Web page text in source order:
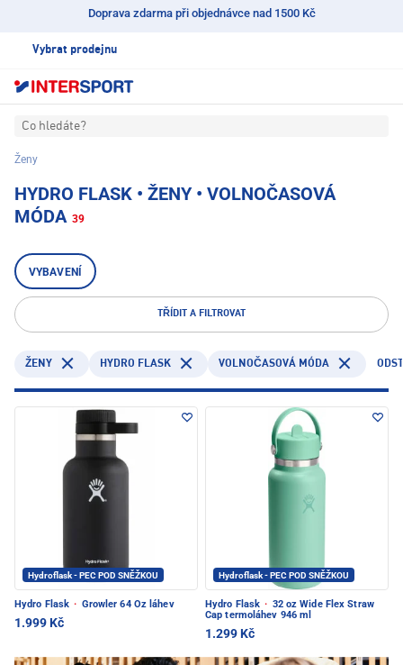
Doprava zdarma při objednávce nad 1500 Kč
Vybrat prodejnu
Co hledáte?
Ženy
HYDRO FLASK • ŽENY • VOLNOČASOVÁ
MÓDA 39
VYBAVENÍ
TŘÍDIT A FILTROVAT
ŽENY HYDRO FLASK VOLNOČASOVÁ MÓDA
Hydroflask - PEC POD SNĚŽKOU
Hydro Flask · Growler 64 Oz láhev
1.999 Kč
Hydroflask - PEC POD SNĚŽKOU
Hydro Flask · 32 oz Wide Flex Straw
Cap termoláhev 946 ml
1.299 Kč